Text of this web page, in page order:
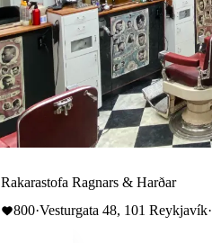
Rakarastofa Ragnars & Harðar
800·Vesturgata 48, 101 Reykjavík·